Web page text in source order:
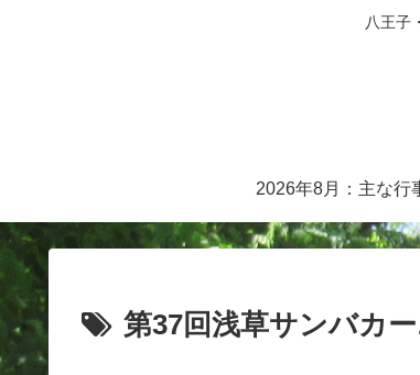
八王子
第37回浅草サンバカ